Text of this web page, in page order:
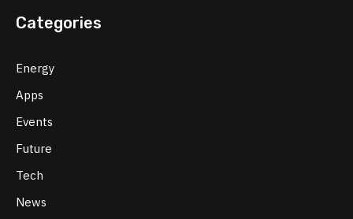
Categories
Energy
Apps
Events
Future
Tech
News